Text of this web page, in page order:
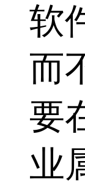
软
而
要
业